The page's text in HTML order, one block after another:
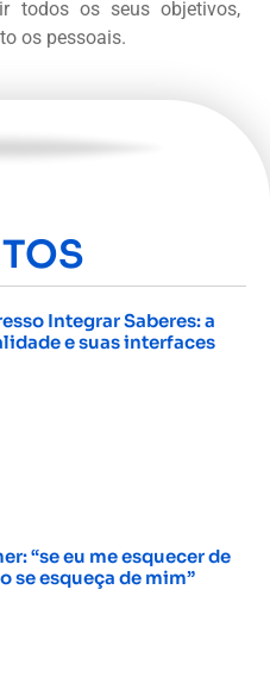
todos os seus objetivos,
os pessoais.
Integrar Saberes: a
e suas interfaces
“se eu me esquecer de
se esqueça de mim”